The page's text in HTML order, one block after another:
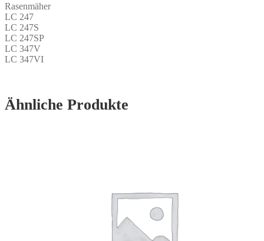
Rasenmäher
LC 247
LC 247S
LC 247SP
LC 347V
LC 347VI
Ähnliche Produkte